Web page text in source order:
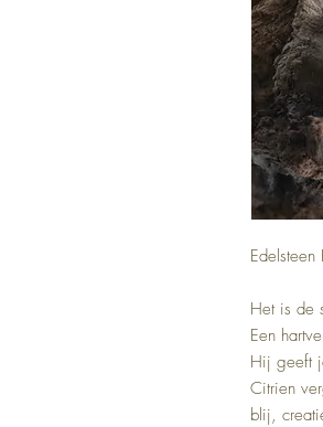
Het is de
Een
Hij geeft
Citrien
blij,